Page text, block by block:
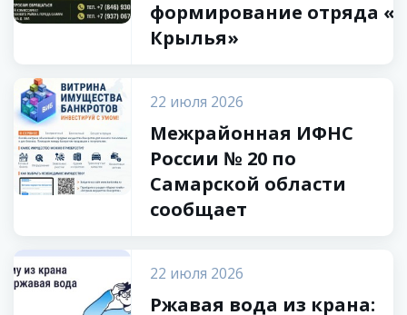
формирование отряда
Крылья»
22 июля 2026
Межрайонная ИФНС
России № 20 по
Самарской области
сообщает
22 июля 2026
Ржавая вода из крана: